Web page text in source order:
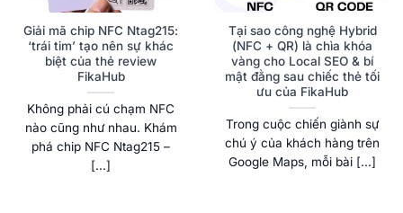
Giải mã chip NFC Ntag215:
‘trái tim’ tạo nên sự khác
biệt của thẻ review
FikaHub
Không phải cú chạm NFC
nào cũng như nhau. Khám
phá chip NFC Ntag215 –
[...]
Tại sao công nghệ Hybrid
(NFC + QR) là chìa khóa
vàng cho Local SEO & bí
mật đằng sau chiếc thẻ tối
ưu của FikaHub
Trong cuộc chiến giành sự
chú ý của khách hàng trên
Google Maps, mỗi bài [...]